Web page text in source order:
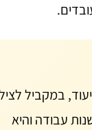
במקביל
וקרוב שממנו נבנה סרטון תקציר קצר ואנרגטי. זו השיטה שפיתחנו ב-17 שנות עבודה והיא